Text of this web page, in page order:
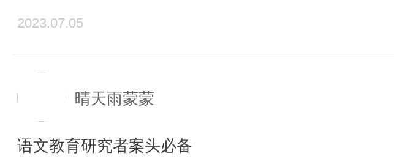
2023.07.05
晴天雨蒙蒙
语文教育研究者案头必备